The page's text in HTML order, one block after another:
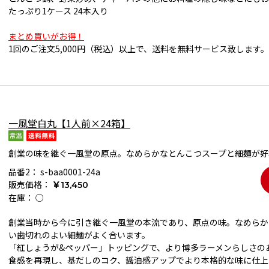
たっぷり1ケース 24本入り
まとめ買いがお得！
1回のご注文5,000円（税込）以上で、送料を無料サービス致します。
一風堂白丸【1人前×24箱】
創業の味を継ぐ一風堂の原点。なめらかなとんこつスープと細麺が
品番2： s-baa0001-24a
販売価格：
￥13,450
在庫： ○
創業当時から今に引き継ぐ一風堂の本流であり、原点の味。なめら
い歯切れのよい細麺がよく合います。
「紅しょうが&ペッパー」トッピングで、より博多ラーメンらしさ
食感を再現し、基だしのコク、醤油感アップでより本格的な味に仕